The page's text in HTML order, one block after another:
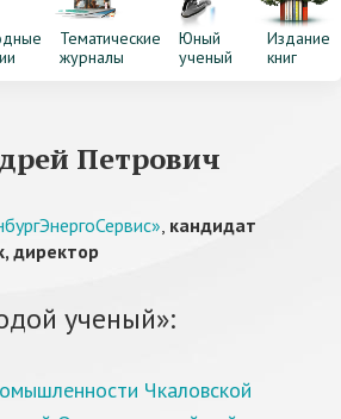
Тематические
журналы
Юный
ученый
Издание
книг
Петрович
, кандидат
директор
ученый»:
Чкаловской